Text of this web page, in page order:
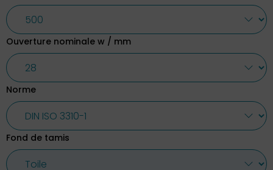
Ouverture nominale w / mm
Norme
Fond de tamis